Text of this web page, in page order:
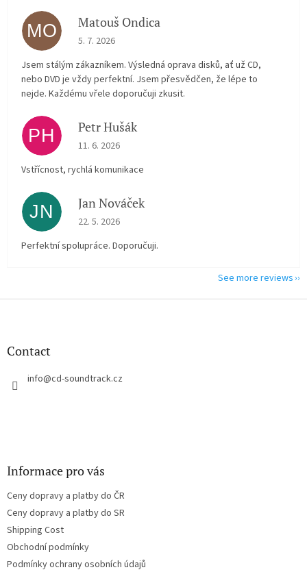
MO Matouš Ondica
The store rating is 5 out of 5 stars.
5. 7. 2026
Jsem stálým zákazníkem. Výsledná oprava disků, ať už CD,
nebo DVD je vždy perfektní. Jsem přesvědčen, že lépe to
nejde. Každému vřele doporučuji zkusit.
PH Petr Hušák
The store rating is 5 out of 5 stars.
11. 6. 2026
Vstřícnost, rychlá komunikace
JN Jan Nováček
The store rating is 5 out of 5 stars.
22. 5. 2026
Perfektní spolupráce. Doporučuji.
See more reviews
F
Contact
info@cd-soundtrack.cz
Informace pro vás
Ceny dopravy a platby do ČR
Ceny dopravy a platby do SR
Shipping Cost
Obchodní podmínky
Podmínky ochrany osobních údajů